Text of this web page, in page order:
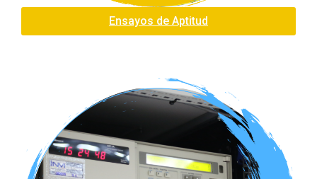
Ensayos de Aptitud